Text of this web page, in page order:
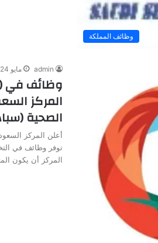
وظائف المملكة
admin مايو 24, 2024
وظائف في
المركز
الصحية
أعلن المركز
توفر وظائف في
المركز أن يكون